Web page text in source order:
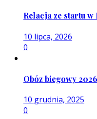
Relacja ze startu w
10 lipca, 2026
0
Obóz biegowy 2026
10 grudnia, 2025
0